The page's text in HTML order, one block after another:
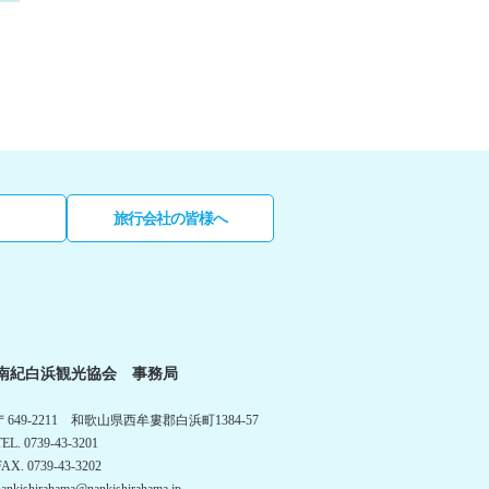
旅行会社の皆様へ
紀白浜観光協会 事務局
649-2211 和歌山県西牟婁郡白浜町1384-57
0739-43-3201
0739-43-3202